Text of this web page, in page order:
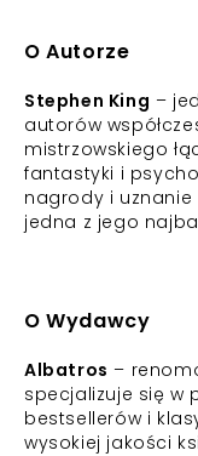
O Autorze
Stephen King –
autorów
mistrzowskiego
fantastyki i
nagrody i uznanie
jedna z jego
O Wydawcy
Albatros –
specjalizuje się w
bestsellerów i
wysokiej jakości